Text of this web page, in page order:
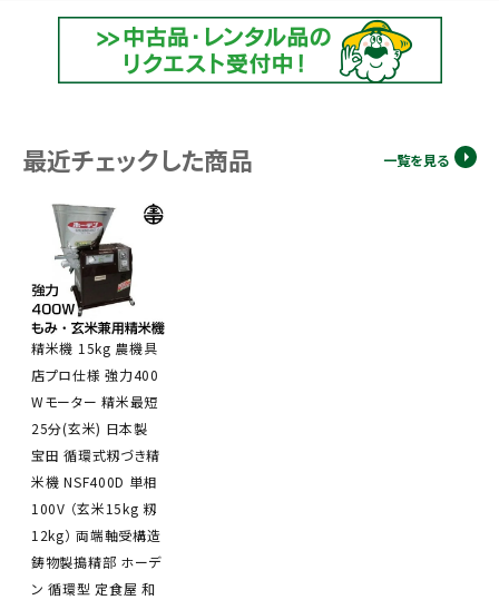
最近チェックした商品 一覧を見る
精米機 15kg 農機具
店プロ仕様 強力400
Wモーター 精米最短
25分(玄米) 日本製
宝田 循環式籾づき精
米機 NSF400D 単相
100V （玄米15kg 籾
12kg） 両端軸受構造
鋳物製搗精部 ホーデ
ン 循環型 定食屋 和